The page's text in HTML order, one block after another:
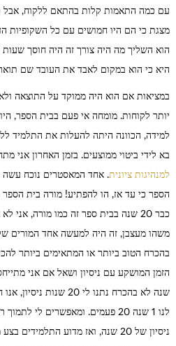
מצגת כי הם היו חמושים עם כל השקופיות
הוא השליך מה היה צורך זה היה חוסך
היא כי הוא במקום לאבד את העובד שם
במציאות אם הוא היה ממוקד על התוצאה
יותר לקוחות. מומחה אי פעם בבית הספר,
למידה, הכוונה היתה להעלות את התלמיד
בא לידי ביטוי ממוצעים. בזמן האחרון אני
למנהיגות ציונית. אחד המאסטרים נוכח עשה
הספר כי עד אז, הו להפתיע! מורה בית הספר
כבר 20 שנה בבית ספר זה כמו מורה,
משהו מעצבן, זה היה למעשה אחד המורים
בהכרח הטוב ביותר או המתאימים ביותר
שנה לא בהכרח נתנו לי 20
לנו 1 שנה 20 פעמים. ומאפשרים לי
ניסיון של 20 שנה, ואז מדוע